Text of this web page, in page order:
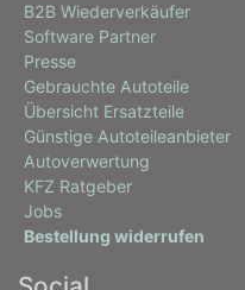
B2B Wiederverkäufer
Software Partner
Presse
Gebrauchte Autoteile
Übersicht Ersatzteile
Günstige Autoteileanbieter
Autoverwertung
KFZ Ratgeber
Jobs
Bestellung widerrufen